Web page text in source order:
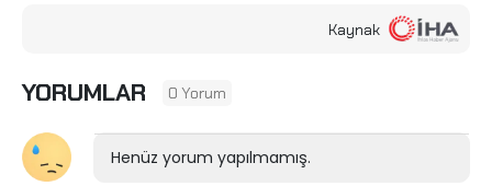
Kaynak
YORUMLAR 0 Yorum
Henüz yorum yapılmamış.